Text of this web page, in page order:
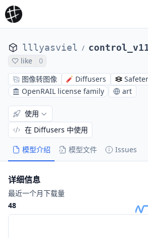
lllyasviel /
like
0
图像转图像
Diffusers
OpenRAIL license family
art
模型介绍 模型文件 Issues
使用
在 Diffusers 中使用
详细信息
最近一个月下载量
48